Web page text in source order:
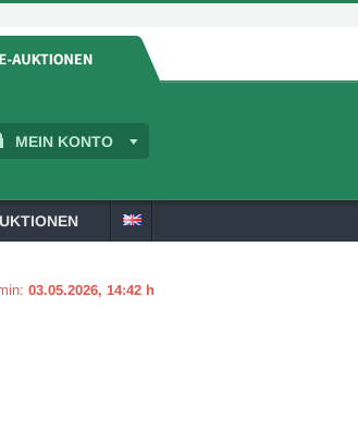
MEIN KONTO
03.05.2026, 14:42 h